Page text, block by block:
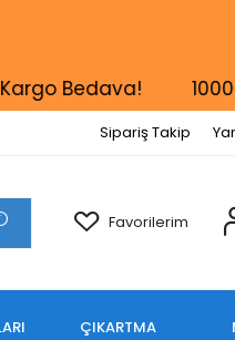
Bedava! 1000
Sipariş Takip
Favorilerim
ÇIKARTMA